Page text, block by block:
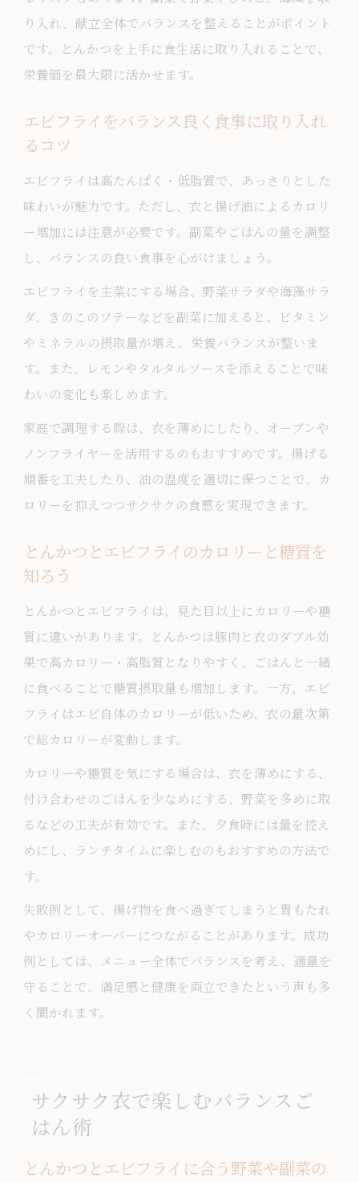
ンス
エビフライを毎日の献立に活かす工夫
エビフライととんかつで楽しむバランス
とんかつとエビフライをヘルシーに楽し
む食材選び
り入れ、献立全体でバランスを整えることがポイント
です。とんかつを上手に食生活に取り入れることで、
栄養価を最大限に活かせます。
エビフライをバランス良く食事に取り入れ
るコツ
エビフライは高たんぱく・低脂質で、あっさりとした
味わいが魅力です。ただし、衣と揚げ油によるカロリ
ー増加には注意が必要です。副菜やごはんの量を調整
し、バランスの良い食事を心がけましょう。
エビフライを主菜にする場合、野菜サラダや海藻サラ
ダ、きのこのソテーなどを副菜に加えると、ビタミン
やミネラルの摂取量が増え、栄養バランスが整いま
す。また、レモンやタルタルソースを添えることで味
わいの変化も楽しめます。
家庭で調理する際は、衣を薄めにしたり、オーブンや
ノンフライヤーを活用するのもおすすめです。揚げる
順番を工夫したり、油の温度を適切に保つことで、カ
ロリーを抑えつつサクサクの食感を実現できます。
とんかつとエビフライのカロリーと糖質を
知ろう
とんかつとエビフライは、見た目以上にカロリーや糖
質に違いがあります。とんかつは豚肉と衣のダブル効
果で高カロリー・高脂質となりやすく、ごはんと一緒
に食べることで糖質摂取量も増加します。一方、エビ
フライはエビ自体のカロリーが低いため、衣の量次第
で総カロリーが変動します。
カロリーや糖質を気にする場合は、衣を薄めにする、
付け合わせのごはんを少なめにする、野菜を多めに取
るなどの工夫が有効です。また、夕食時には量を控え
めにし、ランチタイムに楽しむのもおすすめの方法で
す。
失敗例として、揚げ物を食べ過ぎてしまうと胃もたれ
やカロリーオーバーにつながることがあります。成功
例としては、メニュー全体でバランスを考え、適量を
守ることで、満足感と健康を両立できたという声も多
く聞かれます。
サクサク衣で楽しむバランスご
はん術
とんかつとエビフライに合う野菜や副菜の